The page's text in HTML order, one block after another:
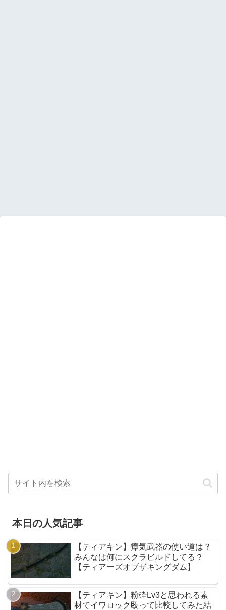
本日の人気記事
【ティアキン】瘴気武器の使い道は？
みんなは何にスクラビルドしてる？
【ティアーズオブザキングダム】
【ティアキン】粉砕Lv3と思われる素
材でイワロック殴って比較してみた結